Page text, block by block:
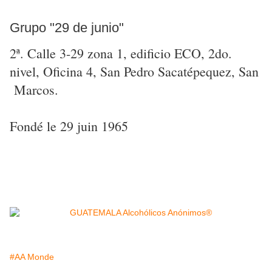
Grupo "29 de junio"
2ª. Calle 3-29 zona 1, edificio ECO, 2do.
nivel, Oficina 4, San Pedro Sacatépequez, San
Marcos.
Fondé le 29 juin 1965
#AA Monde